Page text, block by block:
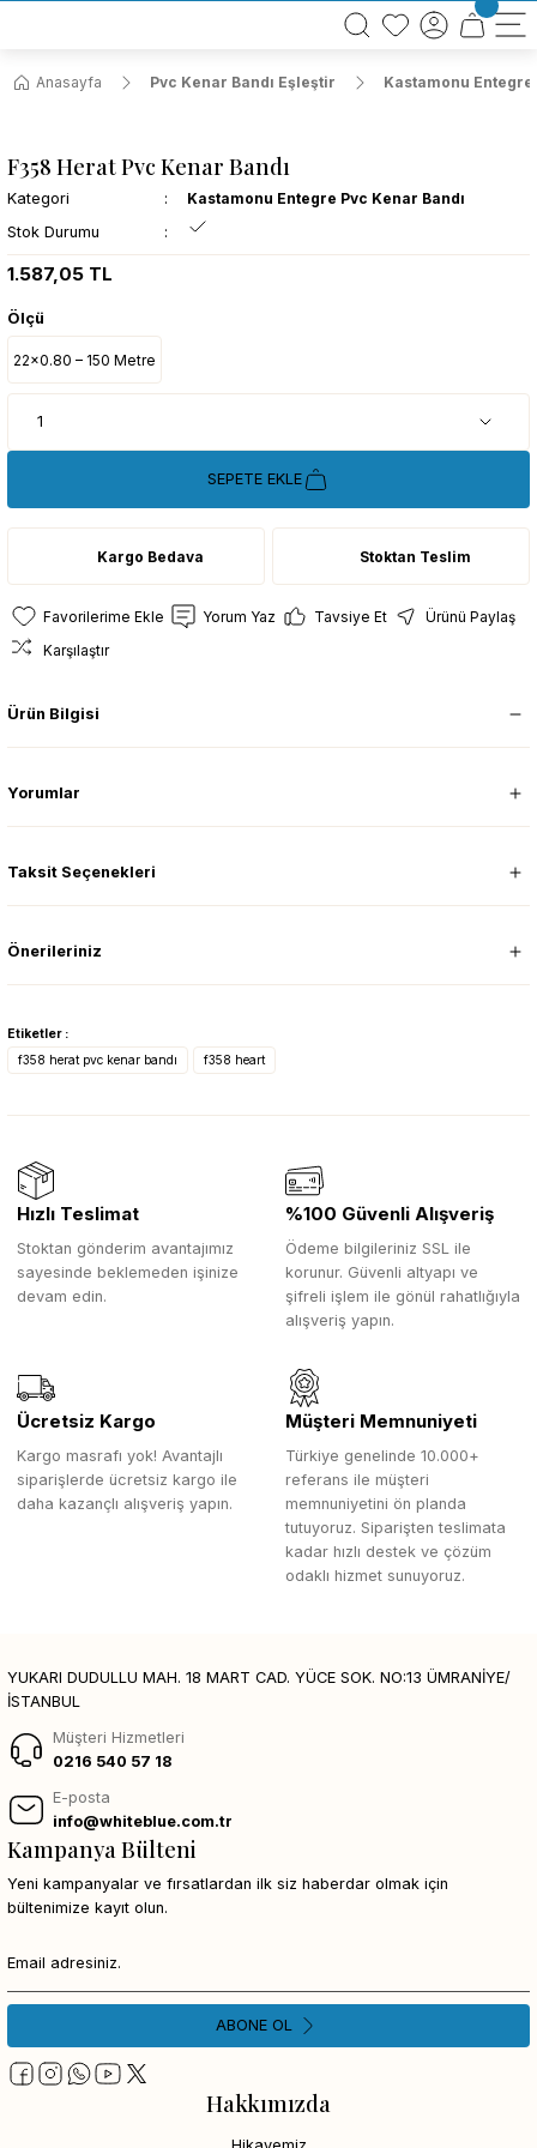
BÜTÜN ALIŞVERİŞLERİNİZDE KARGO BEDAVA!
TÜRKİYE GENELİNDE 10.000 MÜŞTERİ REFERANSI
Anasayfa
Pvc Kenar Bandı Eşleştir Kastamonu Entegre
F358 Herat Pvc Kenar Bandı
Kategori
Kastamonu Entegre Pvc Kenar Bandı
Stok Durumu
1.587,05 TL
Ölçü
22x0.80 – 150 Metre
SEPETE EKLE
Kargo Bedava Stoktan Teslim
Yorum Yaz Tavsiye Et
Ürünü Paylaş
Karşılaştır
Ürün Bilgisi
Yorumlar
Taksit Seçenekleri
Önerileriniz
Etiketler :
f358 herat pvc kenar bandı
f358 heart
Hızlı Teslimat
Stoktan gönderim avantajımız
sayesinde beklemeden işinize
devam edin.
%100 Güvenli Alışveriş
Ödeme bilgileriniz SSL ile
korunur. Güvenli altyapı ve
şifreli işlem ile gönül rahatlığıyla
alışveriş yapın.
Ücretsiz Kargo
Kargo masrafı yok! Avantajlı
siparişlerde ücretsiz kargo ile
daha kazançlı alışveriş yapın.
Müşteri Memnuniyeti
Türkiye genelinde 10.000+
referans ile müşteri
memnuniyetini ön planda
tutuyoruz. Siparişten teslimata
kadar hızlı destek ve çözüm
odaklı hizmet sunuyoruz.
YUKARI DUDULLU MAH. 18 MART CAD. YÜCE SOK. NO:13 ÜMRANİYE/
İSTANBUL
Müşteri Hizmetleri
0216 540 57 18
E-posta
info@whiteblue.com.tr
Hakkımızda
Kampanya Bülteni
Yeni kampanyalar ve fırsatlardan ilk siz haberdar olmak için
bültenimize kayıt olun.
ABONE OL